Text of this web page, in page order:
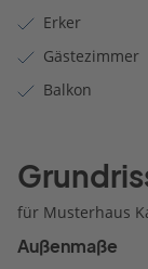
Erker
Gästezimmer
Balkon
für Musterhaus
Außenmaße